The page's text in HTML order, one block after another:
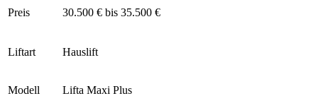
Preis 30.500 € bis 35.500 €
Liftart Hauslift
Modell Lifta Maxi Plus